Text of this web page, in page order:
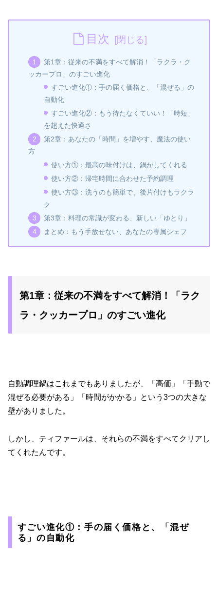
目次
第1章：従来の不満をすべて解消！「ラクラ・ク
ッカープロ」のすごい進化
すごい進化①：手の届く価格と、「混ぜる」の
自動化
すごい進化②：もう待たなくていい！「時短」
を超えた快適さ
第2章：あなたの「時間」を増やす、魔法の使い
方
使い方①：最高の味付けは、鍋がしてくれる
使い方②：帰宅時間に合わせた予約調理
使い方③：洗うのも簡単で、後片付けもラクラ
ク
第3章：料理の常識が変わる、新しい「ゆとり」
まとめ：もう手放せない、あなたの専属シェフ
第1章：従来の不満をすべて解消！「ラク
ラ・クッカープロ」のすごい進化
自動調理鍋はこれまでもありましたが、「高価」「手動で
混ぜる必要がある」「時間がかかる」という3つの大きな
壁がありました。
しかし、ティファールは、それらの不満をすべてクリアし
てくれたんです。
すごい進化①：手の届く価格と、「混ぜ
る」の自動化